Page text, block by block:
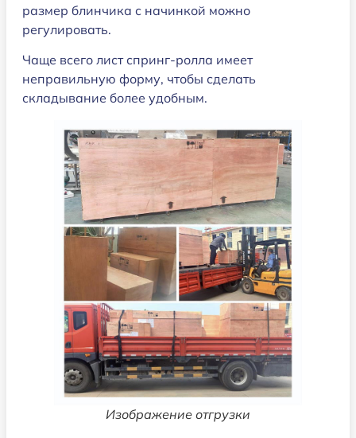
размер блинчика с начинкой можно
регулировать.
Чаще всего лист спринг-ролла имеет
неправильную форму, чтобы сделать
складывание более удобным.
Изображение отгрузки